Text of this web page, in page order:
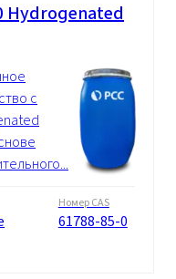
Hydrogenated
с
Номер CAS
61788-85-0